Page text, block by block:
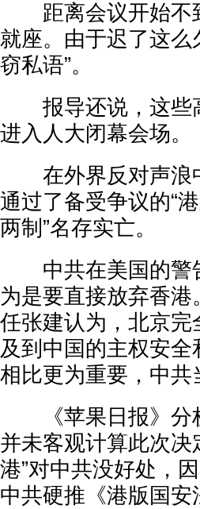
距离会议开始不
就座。由于迟了这么
窃私语”。
报导还说，这些
进入人大闭幕会场。
在外界反对声浪
通过了备受争议的“
两制”名存实亡。
中共在美国的警
为是要直接放弃香
任张建认为，北京
及到中国的主权安
相比更为重要，中
《苹果日报》分
并未客观计算此次决
港”对中共没好处，
中共硬推《港版国